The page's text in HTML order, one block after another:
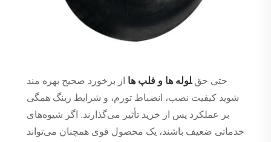
حتی حق لوله ها و فلپ ها از برخورد صحیح بهره مند
شوید کیفیت نصب، انضباط تورم، و شرایط رینگ همگی
بر عملکرد پس از خرید تأثیر می‌گذارند. اگر شیوه‌های
خدماتی ضعیف باشند، یک محصول قوی همچنان می‌تواند